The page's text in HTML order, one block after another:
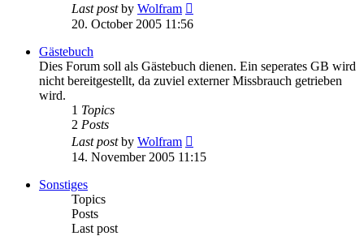
Last postby Wolfram
20. October 2005 11:56
Gästebuch
Dies Forum soll als Gästebuch dienen. Ein seperates GB wird
nicht bereitgestellt, da zuviel externer Missbrauch getrieben
wird.
1 Topics
2 Posts
Last postby Wolfram
the
14. November 2005 11:15
Sonstiges
Topics
Posts
Last post